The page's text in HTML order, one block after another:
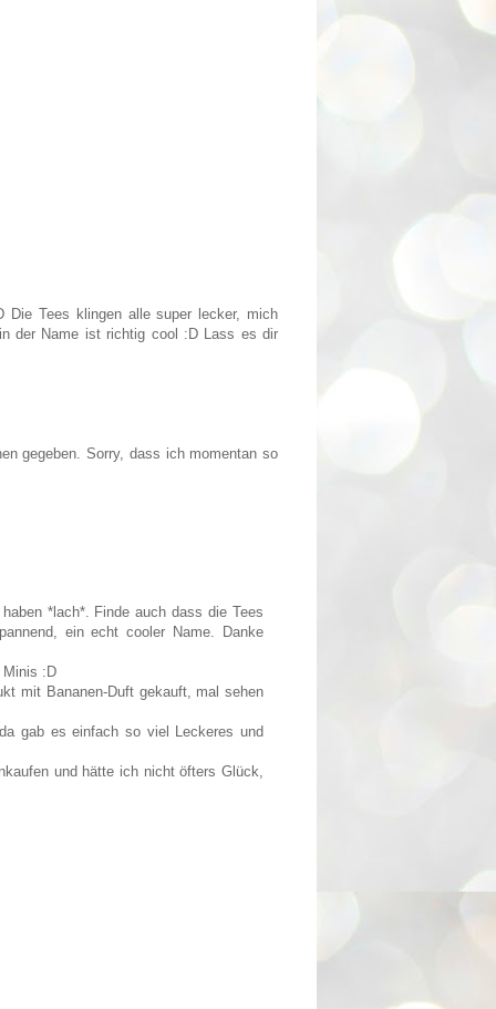
Tees klingen alle super lecker, mich
der Name ist richtig cool :D Lass es dir
gegeben. Sorry, dass ich momentan so
*lach*. Finde auch dass die Tees
ein echt cooler Name. Danke
Minis :D
mit Bananen-Duft gekauft, mal sehen
gab es einfach so viel Leckeres und
und hätte ich nicht öfters Glück,